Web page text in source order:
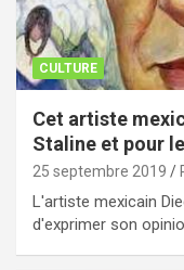
CULTURE
Cet artiste
Staline et pour
25 septembre 2019
L'artiste mexicain
d'exprimer son